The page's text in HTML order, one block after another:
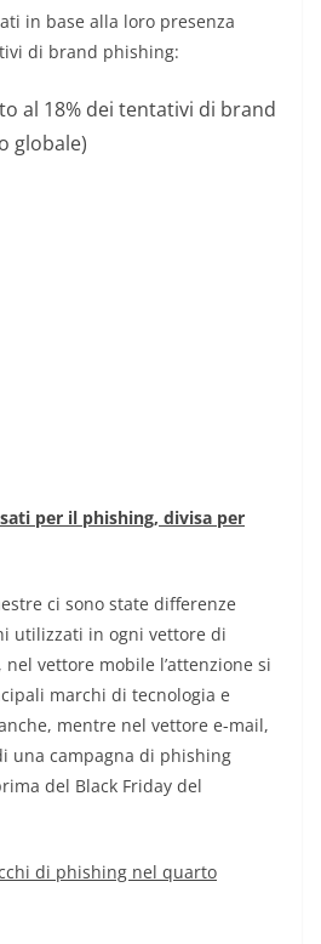
in base alla loro presenza
di brand phishing:
al 18% dei tentativi di brand
globale)
per il phishing, divisa per
ci sono state differenze
utilizzati in ogni vettore di
vettore mobile l’attenzione si
marchi di tecnologia e
mentre nel vettore e-mail,
una campagna di phishing
del Black Friday del
di phishing nel quarto